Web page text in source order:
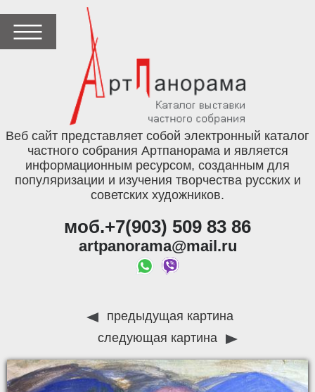
Веб сайт представляет собой электронный каталог
частного собрания Артпанорама и является
информационным ресурсом, созданным для
популяризации и изучения творчества русских и
советских художников.
моб.+7(903) 509 83 86
artpanorama@mail.ru
предыдущая картина
следующая картина